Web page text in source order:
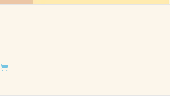
